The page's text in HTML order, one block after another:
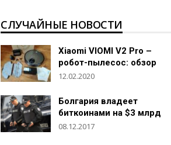
СЛУЧАЙНЫЕ НОВОСТИ
Xiaomi VIOMI V2 Pro –
робот-пылесос: обзор
12.02.2020
Болгария владеет
биткоинами на $3 млрд
08.12.2017